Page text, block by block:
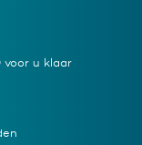
u klaar